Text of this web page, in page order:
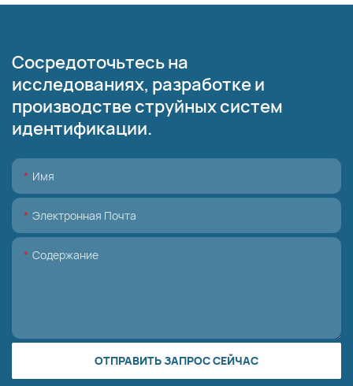
Сосредоточьтесь на
исследованиях, разработке и
производстве струйных систем
идентификации.
Имя
Электронная Почта
Содержание
ОТПРАВИТЬ ЗАПРОС СЕЙЧАС